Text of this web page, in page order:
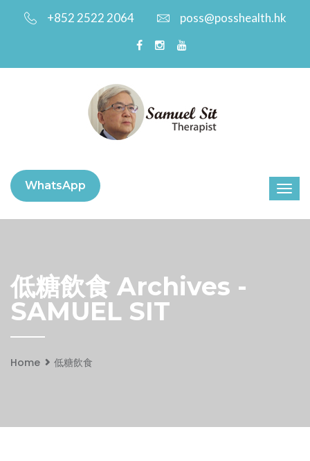
+852 2522 2064 poss@posshealth.hk
WhatsApp
低糖飲食 Archives -
SAMUEL SIT
Home 低糖飲食